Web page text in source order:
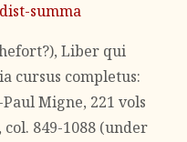
summa
Liber qui
cursus completus:
Migne, 221 vols
col. 849-1088 (under